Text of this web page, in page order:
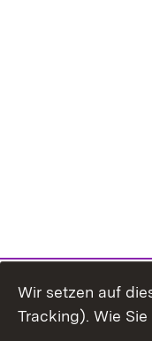
Wir setzen auf
Tracking). Wie